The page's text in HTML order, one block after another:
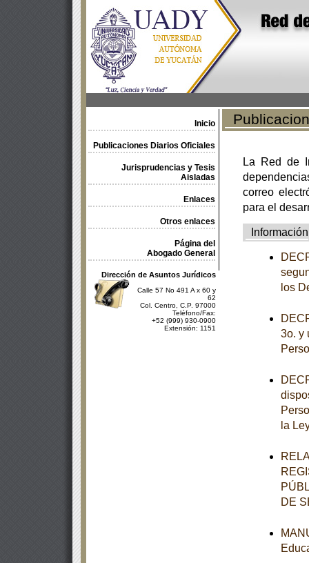
Inicio
Publicaciones Diarios Oficiales
Jurisprudencias y Tesis
Aisladas
Enlaces
Otros enlaces
Página del
Abogado General
Dirección de Asuntos Jurídicos
Calle 57 No 491 A x 60 y
62
Col. Centro, C.P. 97000
Teléfono/Fax:
+52 (999) 930-0900
Extensión: 1151
La Red de
correo
para el
Información
los
3o. y
la
DE